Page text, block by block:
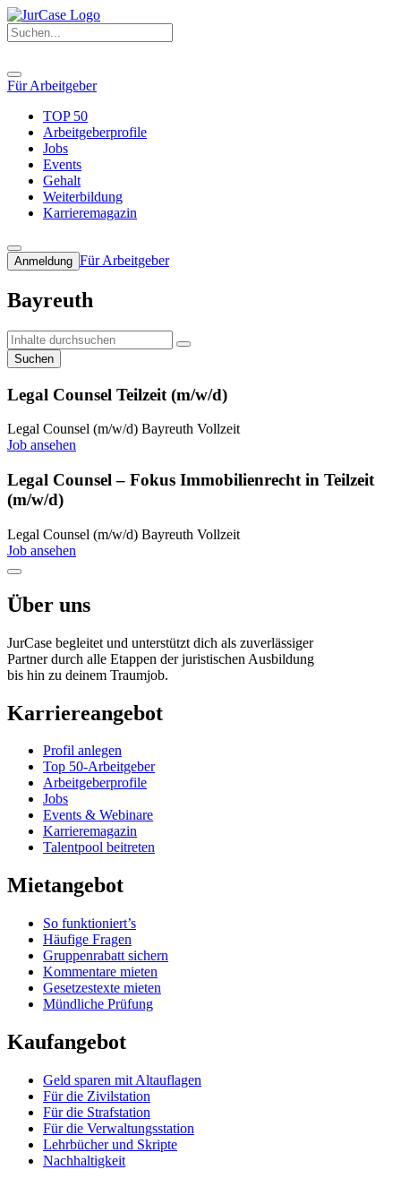
Für Arbeitgeber
TOP 50
Arbeitgeberprofile
Jobs
Events
Gehalt
Weiterbildung
Karrieremagazin
Anmeldung Für Arbeitgeber
Bayreuth
Suchen
Legal Counsel Teilzeit (m/w/d)
Legal Counsel (m/w/d) Bayreuth Vollzeit
Job ansehen
Legal Counsel – Fokus Immobilienrecht in Teilzeit
(m/w/d)
Legal Counsel (m/w/d) Bayreuth Vollzeit
Job ansehen
Über uns
JurCase begleitet und unterstützt dich als zuverlässiger
Partner durch alle Etappen der juristischen Ausbildung
bis hin zu deinem Traumjob.
Karriereangebot
Profil anlegen
Top 50-Arbeitgeber
Arbeitgeberprofile
Jobs
Events & Webinare
Karrieremagazin
Talentpool beitreten
Mietangebot
So funktioniert’s
Häufige Fragen
Gruppenrabatt sichern
Kommentare mieten
Gesetzestexte mieten
Mündliche Prüfung
Kaufangebot
Geld sparen mit Altauflagen
Für die Zivilstation
Für die Strafstation
Für die Verwaltungsstation
Lehrbücher und Skripte
Nachhaltigkeit